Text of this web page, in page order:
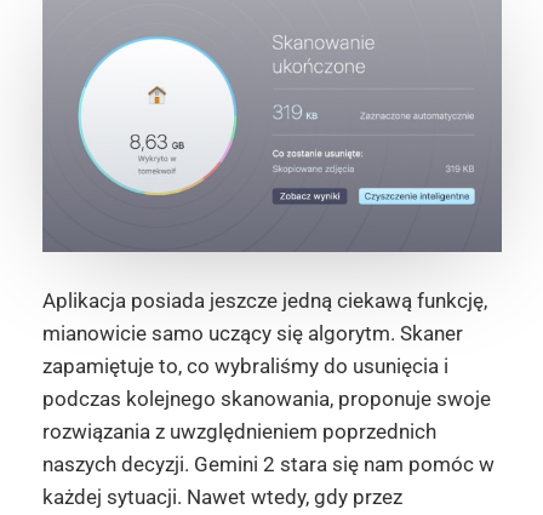
Aplikacja posiada jeszcze jedną ciekawą funkcję,
mianowicie samo uczący się algorytm. Skaner
zapamiętuje to, co wybraliśmy do usunięcia i
podczas kolejnego skanowania, proponuje swoje
rozwiązania z uwzględnieniem poprzednich
naszych decyzji. Gemini 2 stara się nam pomóc w
każdej sytuacji. Nawet wtedy, gdy przez